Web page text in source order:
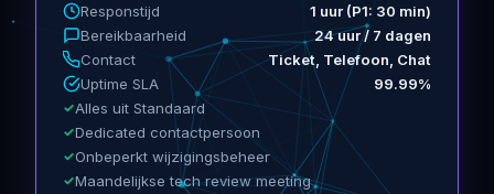
Responstijd
1 uur (P1: 30 min)
Bereikbaarheid
24 uur / 7 dagen
Contact
Ticket, Telefoon, Chat
Uptime SLA
99.99%
Alles uit Standaard
Dedicated contactpersoon
Onbeperkt wijzigingsbeheer
Maandelijkse tech review meeting